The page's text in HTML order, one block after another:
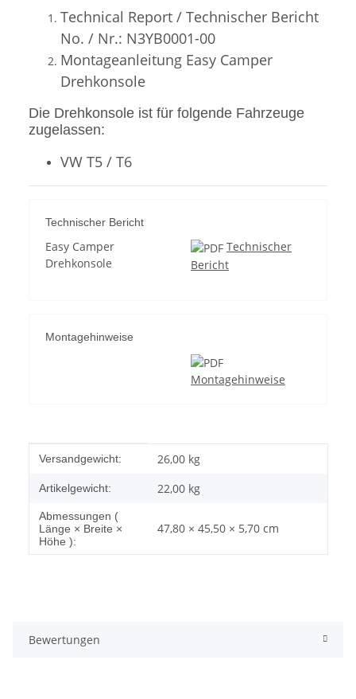
Technical Report / Technischer Bericht
No. / Nr.: N3YB0001-00
Montageanleitung Easy Camper
Drehkonsole
Die Drehkonsole ist für folgende Fahrzeuge
zugelassen:
VW T5 / T6
Technischer Bericht
Easy Camper
Drehkonsole
Technischer
Bericht
Montagehinweise
Montagehinweise
Produkteigenschaft
Wert
Versandgewicht: 26,00 kg
Artikelgewicht: 22,00 kg
Abmessungen (
Länge × Breite ×
Höhe ):
47,80 × 45,50 × 5,70 cm
Bewertungen